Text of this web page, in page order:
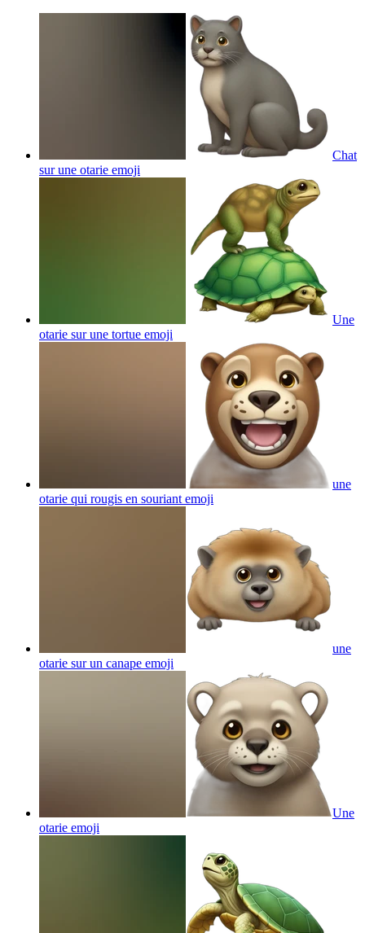
Chat
sur une otarie emoji
Une
otarie sur une tortue emoji
une
otarie qui rougis en souriant emoji
une
otarie sur un canape emoji
Une
otarie emoji